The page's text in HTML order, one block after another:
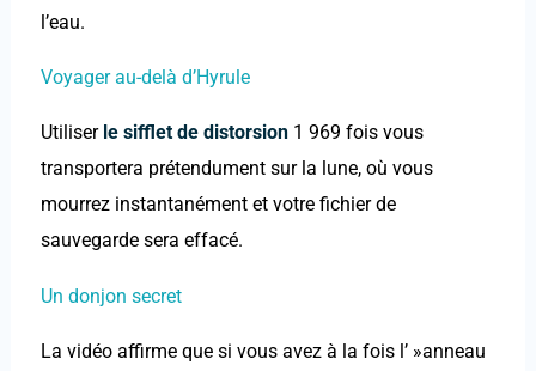
l’eau.
Voyager au-delà d’Hyrule
Utiliser le sifflet de distorsion1 969 fois vous
transportera prétendument sur la lune, où vous
mourrez instantanément et votre fichier de
sauvegarde sera effacé.
Un donjon secret
La vidéo affirme que si vous avez à la fois l’ »anneau